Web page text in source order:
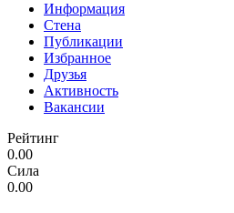
Информация
Стена
Публикации
Избранное
Друзья
Активность
Вакансии
Рейтинг
0.00
Сила
0.00